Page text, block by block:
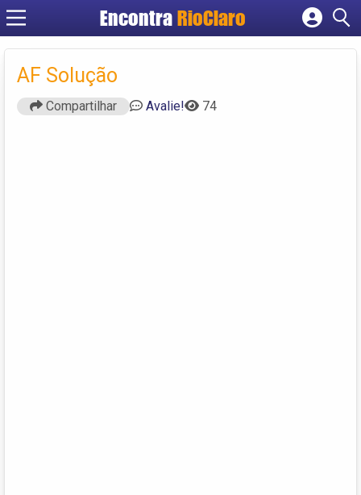
Encontra RioClaro
Cadastrar empresa
AF Solução
Compartilhar Avalie! 74